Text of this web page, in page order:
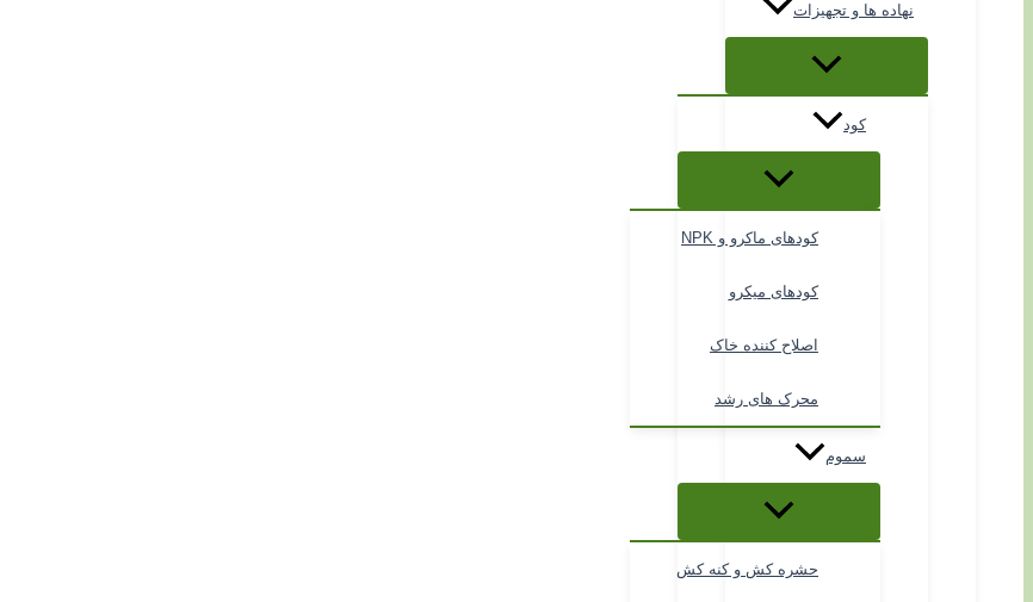
نهاده ها و تجهیزات
کود
کودهای ماکرو و NPK
کودهای میکرو
اصلاح کننده خاک
محرک های رشد
سموم
حشره کش و کنه کش